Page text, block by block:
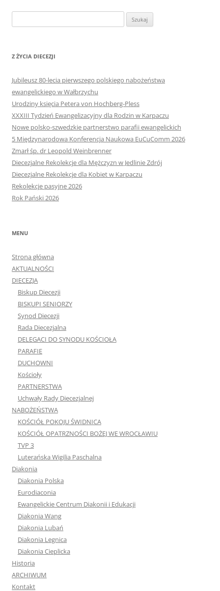
Z ŻYCIA DIECEZJI
Jubileusz 80-lecia pierwszego polskiego nabożeństwa
ewangelickiego w Wałbrzychu
Urodziny księcia Petera von Hochberg-Pless
XXXIII Tydzień Ewangelizacyjny dla Rodzin w Karpaczu
Nowe polsko-szwedzkie partnerstwo parafii ewangelickich
5 Międzynarodowa Konferencja Naukowa EuCuComm 2026
Zmarł śp. dr Leopold Weinbrenner
Diecezjalne Rekolekcje dla Mężczyzn w Jedlinie Zdrój
Diecezjalne Rekolekcje dla Kobiet w Karpaczu
Rekolekcje pasyjne 2026
Rok Pański 2026
MENU
Strona główna
AKTUALNOŚCI
DIECEZJA
Biskup Diecezji
BISKUPI SENIORZY
Synod Diecezji
Rada Diecezjalna
DELEGACI DO SYNODU KOŚCIOŁA
PARAFIE
DUCHOWNI
Kościoły
PARTNERSTWA
Uchwały Rady Diecezjalnej
NABOŻEŃSTWA
KOŚCIÓŁ POKOJU ŚWIDNICA
KOŚCIÓŁ OPATRZNOŚCI BOŻEJ WE WROCŁAWIU
TVP 3
Luterańska Wigilia Paschalna
Diakonia
Diakonia Polska
Eurodiaconia
Ewangelickie Centrum Diakonii i Edukacji
Diakonia Wang
Diakonia Lubań
Diakonia Legnica
Diakonia Cieplicka
Historia
ARCHIWUM
Kontakt